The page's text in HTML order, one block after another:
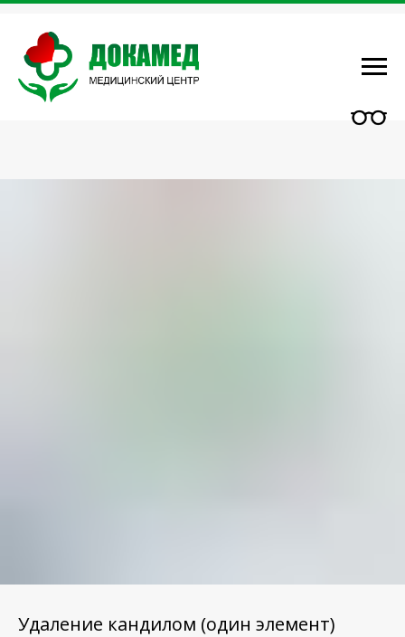
Удаление кандилом (один элемент)